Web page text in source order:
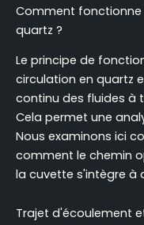
Comment
quartz ?
Le principe de
circulation en quartz
continu des fluides à
Cela permet une
Nous examinons ici
comment le chemin
la cuvette s'intègre à
Trajet d'écoulement